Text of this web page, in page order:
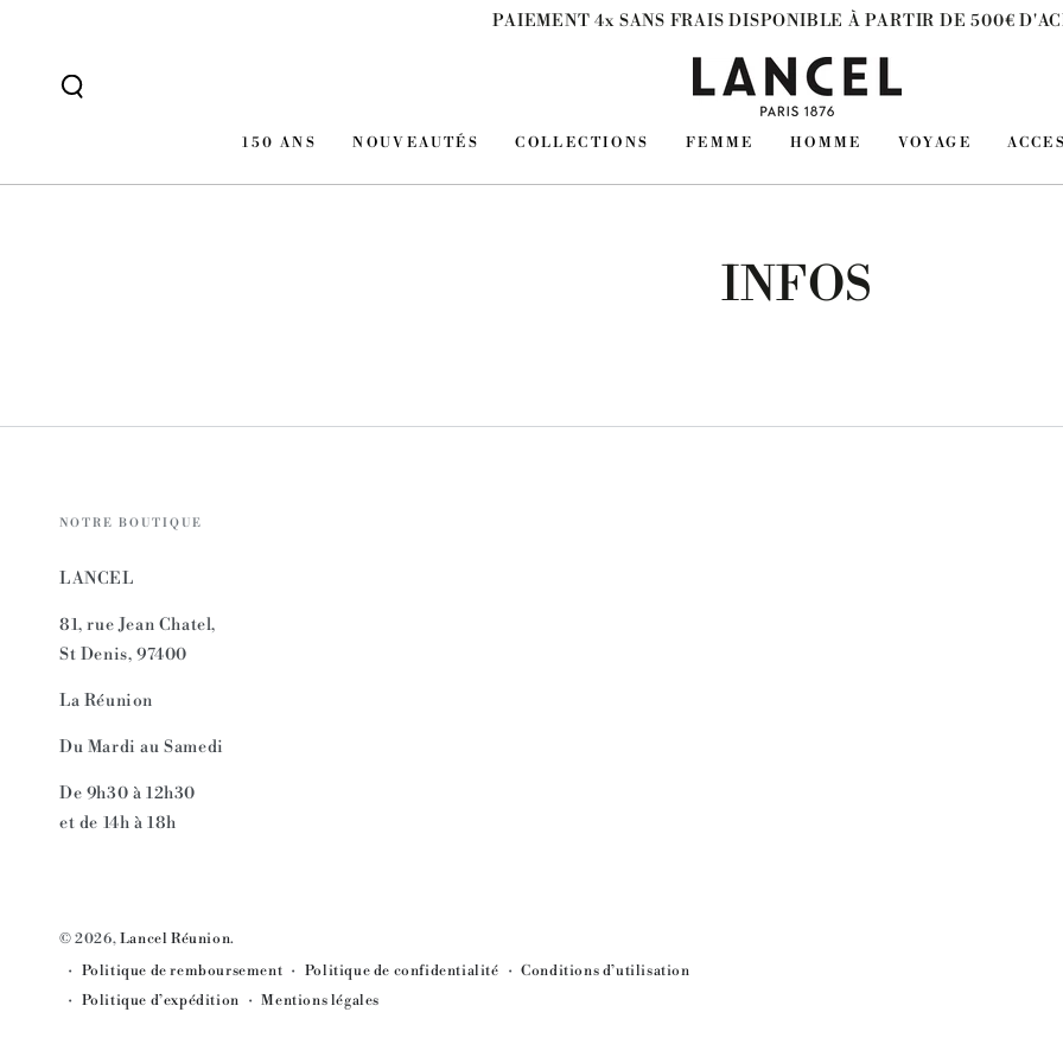
PAIEMENT 4x SANS FRAIS DISPONIBLE À PARTIR DE 500€
150 ANS NOUVEAUTÉS COLLECTIONS FEMME HOMME VOYAGE
INFOS
NOTRE BOUTIQUE
LANCEL
81, rue Jean Chatel,
St Denis, 97400
La Réunion
Du Mardi au Samedi
De 9h30 à 12h30
et de 14h à 18h
© 2026, Lancel Réunion.
Politique de remboursement
Politique de confidentialité
Conditions d’utilisation
Politique d’expédition
Mentions légales